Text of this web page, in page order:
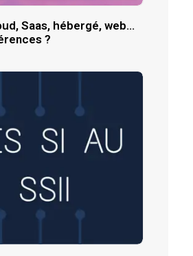
Saas, hébergé, web…
?